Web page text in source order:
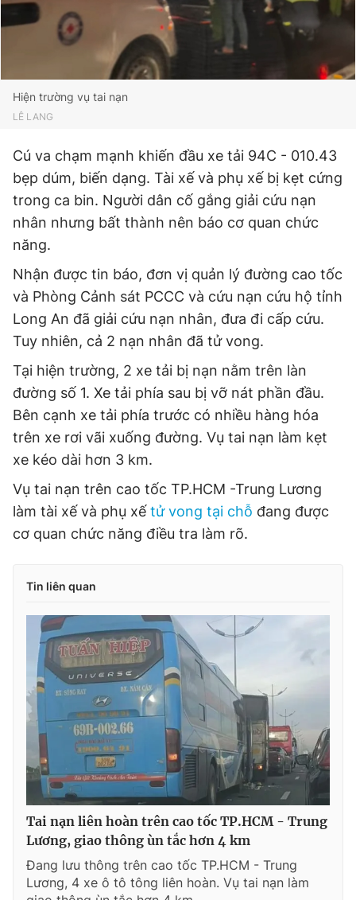
Hiện trường vụ tai nạn
LÊ LANG
Cú va chạm mạnh khiến đầu xe tải 94C - 010.43
bẹp dúm, biến dạng. Tài xế và phụ xế bị kẹt cứng
trong ca bin. Người dân cố gắng giải cứu nạn
nhân nhưng bất thành nên báo cơ quan chức
năng.
Nhận được tin báo, đơn vị quản lý đường cao tốc
và Phòng Cảnh sát PCCC và cứu nạn cứu hộ tỉnh
Long An đã giải cứu nạn nhân, đưa đi cấp cứu.
Tuy nhiên, cả 2 nạn nhân đã tử vong.
Tại hiện trường, 2 xe tải bị nạn nằm trên làn
đường số 1. Xe tải phía sau bị vỡ nát phần đầu.
Bên cạnh xe tải phía trước có nhiều hàng hóa
trên xe rơi vãi xuống đường. Vụ tai nạn làm kẹt
xe kéo dài hơn 3 km.
Vụ tai nạn trên cao tốc TP.HCM -Trung Lương
làm tài xế và phụ xế tử vong tại chỗ đang được
cơ quan chức năng điều tra làm rõ.
Tin liên quan
Tai nạn liên hoàn trên cao tốc TP.HCM - Trung
Lương, giao thông ùn tắc hơn 4 km
Đang lưu thông trên cao tốc TP.HCM - Trung
Lương, 4 xe ô tô tông liên hoàn. Vụ tai nạn làm